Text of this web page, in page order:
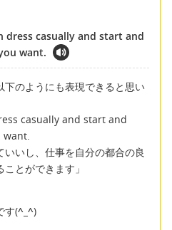
dress casually and start and
want.
下のようにも表現できると思い
casually and start and
want.
いいし、仕事を自分の都合の良
とができます」
す(^_^)